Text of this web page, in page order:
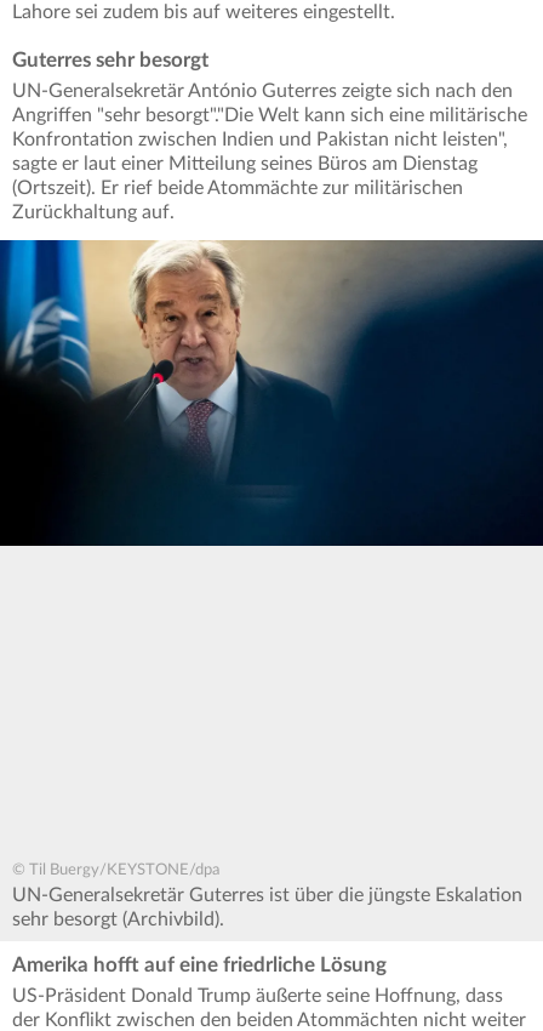
Lahore sei zudem bis auf weiteres eingestellt.
Guterres sehr besorgt
UN-Generalsekretär António Guterres zeigte sich nach den
Angriffen "sehr besorgt"."Die Welt kann sich eine militärische
Konfrontation zwischen Indien und Pakistan nicht leisten",
sagte er laut einer Mitteilung seines Büros am Dienstag
(Ortszeit). Er rief beide Atommächte zur militärischen
Zurückhaltung auf.
© Til Buergy/KEYSTONE/dpa
UN-Generalsekretär Guterres ist über die jüngste Eskalation
sehr besorgt (Archivbild).
Amerika hofft auf eine friedrliche Lösung
US-Präsident Donald Trump äußerte seine Hoffnung, dass
der Konflikt zwischen den beiden Atommächten nicht weiter